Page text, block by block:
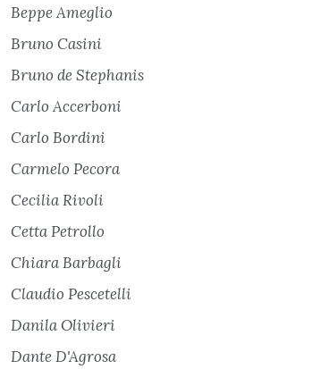
Beppe Ameglio
Bruno Casini
Bruno de Stephanis
Carlo Accerboni
Carlo Bordini
Carmelo Pecora
Cecilia Rivoli
Cetta Petrollo
Chiara Barbagli
Claudio Pescetelli
Danila Olivieri
Dante D'Agrosa